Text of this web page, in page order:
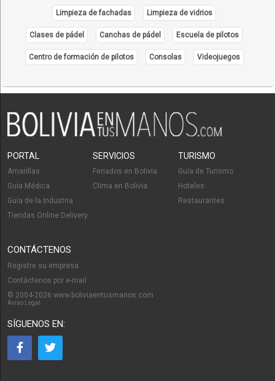
Limpieza de fachadas Limpieza de vidrios
Clases de pádel Canchas de pádel Escuela de pilotos
Centro de formación de pilotos Consolas Videojuegos
PORTAL
Amarillas
Guía Médica
Guía de la Industria
Tiendas Online Delivery
SERVICIOS
Feriados en Bolivia
Clima en Bolivia
TURISMO
Guía de Turismo
Hoteles
Restaurantes
CONTÁCTENOS
Registre su empresa
Contáctenos por e-mail
© 2004-2026 www.boliviaentusmanos.com
Aviso Legal
SÍGUENOS EN: